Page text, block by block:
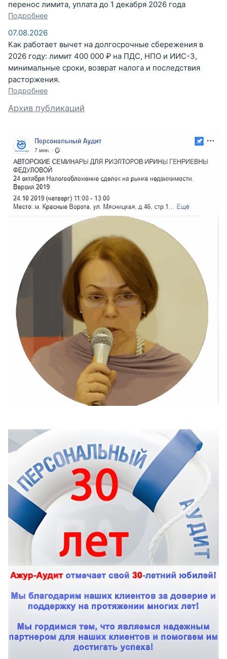
перенос лимита, уплата до 1 декабря 2026 года
Подробнее
07.08.2026
Как работает вычет на долгосрочные сбережения в
2026 году: лимит 400 000 ₽ на ПДС, НПО и ИИС-3,
минимальные сроки, возврат налога и последствия
расторжения.
Подробнее
Архив публикаций